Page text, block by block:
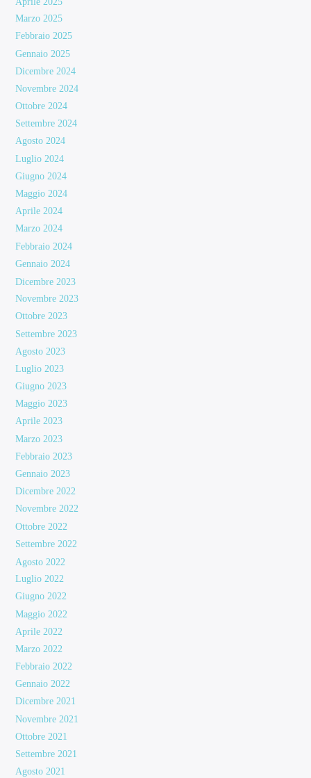
Marzo 2025
Febbraio 2025
Gennaio 2025
Dicembre 2024
Novembre 2024
Ottobre 2024
Settembre 2024
Agosto 2024
Luglio 2024
Giugno 2024
Maggio 2024
Aprile 2024
Marzo 2024
Febbraio 2024
Gennaio 2024
Dicembre 2023
Novembre 2023
Ottobre 2023
Settembre 2023
Agosto 2023
Luglio 2023
Giugno 2023
Maggio 2023
Aprile 2023
Marzo 2023
Febbraio 2023
Gennaio 2023
Dicembre 2022
Novembre 2022
Ottobre 2022
Settembre 2022
Agosto 2022
Luglio 2022
Giugno 2022
Maggio 2022
Aprile 2022
Marzo 2022
Febbraio 2022
Gennaio 2022
Dicembre 2021
Novembre 2021
Ottobre 2021
Settembre 2021
Agosto 2021